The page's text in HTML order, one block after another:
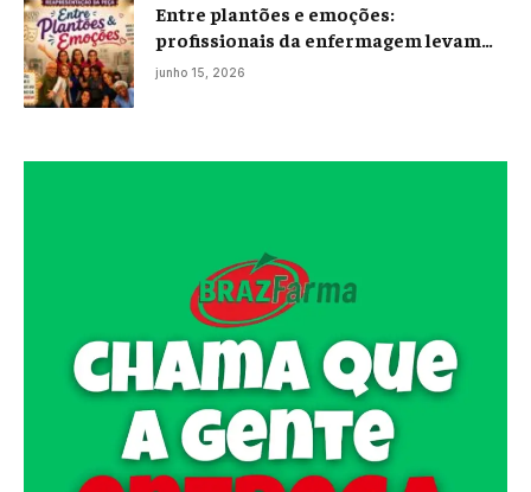
Entre plantões e emoções:
profissionais da enfermagem levam
histórias reais ao palco em Campos
junho 15, 2026